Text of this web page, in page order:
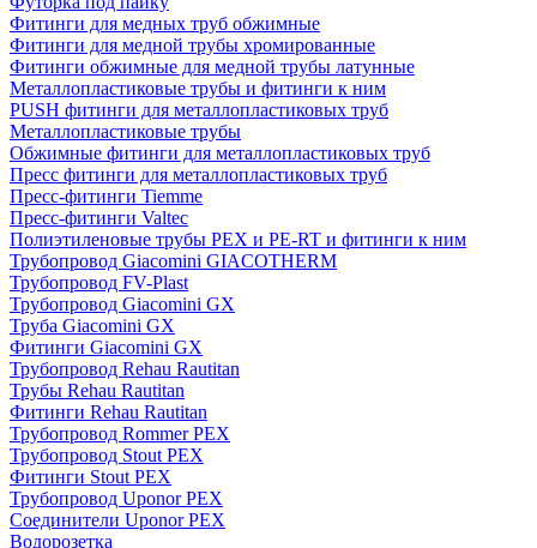
Фитинги для медных труб обжимные
Фитинги для медной трубы хромированные
Фитинги обжимные для медной трубы латунные
Металлопластиковые трубы и фитинги к ним
PUSH фитинги для металлопластиковых труб
Металлопластиковые трубы
Обжимные фитинги для металлопластиковых труб
Пресс фитинги для металлопластиковых труб
Пресс-фитинги Tiemme
Пресс-фитинги Valtec
Полиэтиленовые трубы PEX и PE-RT и фитинги к ним
Трубопровод Giacomini GIACOTHERM
Трубопровод FV-Plast
Трубопровод Giacomini GX
Труба Giacomini GX
Фитинги Giacomini GX
Трубопровод Rehau Rautitan
Трубы Rehau Rautitan
Фитинги Rehau Rautitan
Трубопровод Rommer PEX
Трубопровод Stout PEX
Фитинги Stout PEX
Трубопровод Uponor PEX
Соединители Uponor PEX
Водорозетка